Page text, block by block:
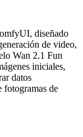
diseñado
de video,
Wan 2.1 Fun
iniciales,
datos
fotogramas de